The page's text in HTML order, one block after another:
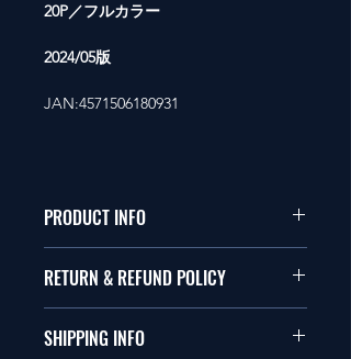
20P／フルカラー
2024/05版
JAN:4571506180931
PRODUCT INFO
本品は1/10サイズのラジオコント
This items fit in with 1/10 sizes of
RETURN & REFUND POLICY
商品に明らかな欠陥がないかぎり
SHIPPING INFO